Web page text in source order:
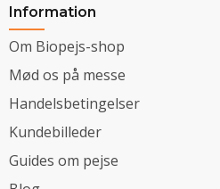
Information
Om Biopejs-shop
Mød os på messe
Handelsbetingelser
Kundebilleder
Guides om pejse